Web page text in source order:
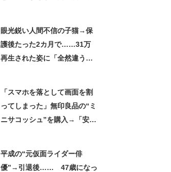
眼光鋭い人間不信の子猫→保
護後たった2カ月で……31万
再生された姿に「全然違う」
「スマホを落として画面を割
ってしまった」無印良品の“ミ
ニサコッシュ”を購入→「安心
平成の“元仮面ライダー俳
優”→引退後…… 47歳になっ